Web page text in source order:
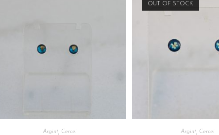
Argint Cercei
OUT OF STOCK
Argint Cercei